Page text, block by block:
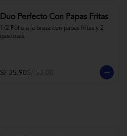
Duo Perfecto Con Papas Fritas
1/2 Pollo a la brasa con papas fritas y 2
gaseosas
S/ 35.90S/ 53.00